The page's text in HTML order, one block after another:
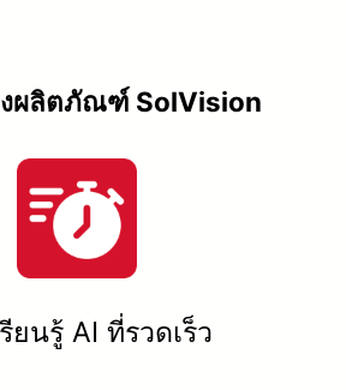
งผลิตภัณฑ์ SolVision
ยนรู้ AI ที่รวดเร็ว